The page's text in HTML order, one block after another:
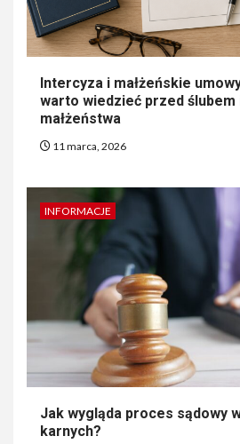
Intercyza i małżeńskie
warto wiedzieć przed ślubem
małżeństwa
11 marca, 2026
INFORMACJE
Jak wygląda proces sądowy
karnych?